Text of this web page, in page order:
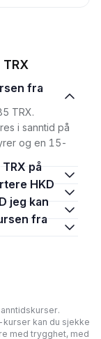
TRX.
i sanntid på
og en 15-
kan du sjekke
med trygghet, med